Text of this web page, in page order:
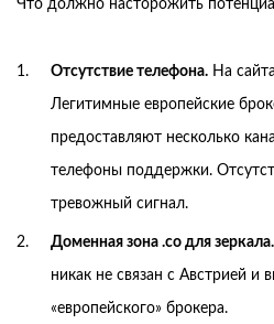
Что должно насторожить
Отсутствие телефона. На
Легитимные европейские
предоставляют несколько
телефоны поддержки.
тревожный сигнал.
Доменная зона .co для зеркала.
никак не связан с Австрией и
«европейского» брокера.